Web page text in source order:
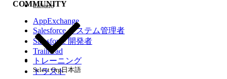
環境
COMMUNITY
AppExchange
Salesforce システム管理者
Salesforce 開発者
Trailhead
トレーニング
トラスト
Italiano
Select Org日本語